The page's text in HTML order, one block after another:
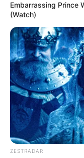
Embarrassing Prince
(Watch)
ZESTRADAR